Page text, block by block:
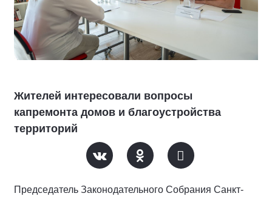
Жителей интересовали вопросы
капремонта домов и благоустройства
территорий
Председатель Законодательного Собрания Санкт-